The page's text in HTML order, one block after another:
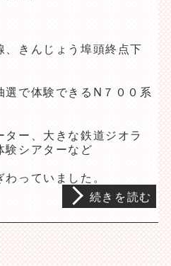
きんじょう埠頭終点下
選で体験できるN７００系
ー、大きな鉄道ジオラ
験シアターなど
っていました。
続きを読む